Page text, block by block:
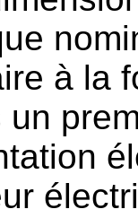
à la